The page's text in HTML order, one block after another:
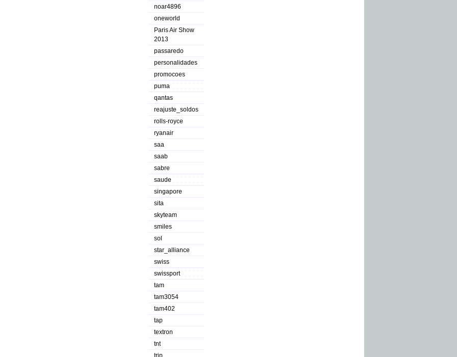
noar4896
oneworld
Paris Air Show
2013
passaredo
personalidades
promocoes
puma
qantas
reajuste_soldos
rolls-royce
ryanair
saa
saab
sabre
saude
singapore
sita
skyteam
smiles
sol
star_alliance
swiss
swissport
tam
tam3054
tam402
tap
textron
tnt
trip